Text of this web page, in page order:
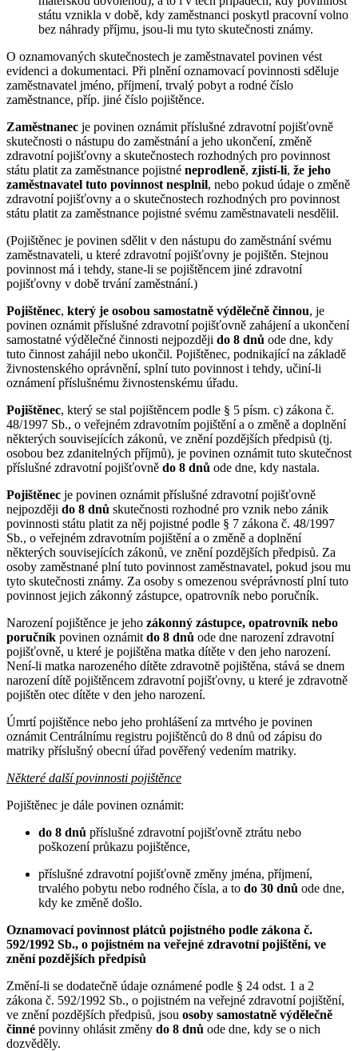
státu vznikla v době, kdy zaměstnanci poskytl pracovní volno
bez náhrady příjmu, jsou-li mu tyto skutečnosti známy.
O oznamovaných skutečnostech je zaměstnavatel povinen vést
evidenci a dokumentaci. Při plnění oznamovací povinnosti sděluje
zaměstnavatel jméno, příjmení, trvalý pobyt a rodné číslo
zaměstnance, příp. jiné číslo pojištěnce.
Zaměstnanec je povinen oznámit příslušné zdravotní pojišťovně
skutečnosti o nástupu do zaměstnání a jeho ukončení, změně
zdravotní pojišťovny a skutečnostech rozhodných pro povinnost
státu platit za zaměstnance pojistné neprodleně, zjistí-li, že jeho
zaměstnavatel tuto povinnost nesplnil, nebo pokud údaje o změně
zdravotní pojišťovny a o skutečnostech rozhodných pro povinnost
státu platit za zaměstnance pojistné svému zaměstnavateli nesdělil.
(Pojištěnec je povinen sdělit v den nástupu do zaměstnání svému
zaměstnavateli, u které zdravotní pojišťovny je pojištěn. Stejnou
povinnost má i tehdy, stane-li se pojištěncem jiné zdravotní
pojišťovny v době trvání zaměstnání.)
Pojištěnec, který je osobou samostatně výdělečně činnou, je
povinen oznámit příslušné zdravotní pojišťovně zahájení a ukončení
samostatné výdělečné činnosti nejpozději do 8 dnů ode dne, kdy
tuto činnost zahájil nebo ukončil. Pojištěnec, podnikající na základě
živnostenského oprávnění, splní tuto povinnost i tehdy, učiní-li
oznámení příslušnému živnostenskému úřadu.
Pojištěnec, který se stal pojištěncem podle § 5 písm. c) zákona č.
48/1997 Sb., o veřejném zdravotním pojištění a o změně a doplnění
některých souvisejících zákonů, ve znění pozdějších předpisů (tj.
osobou bez zdanitelných příjmů), je povinen oznámit tuto skutečnost
příslušné zdravotní pojišťovně do 8 dnů ode dne, kdy nastala.
Pojištěnec je povinen oznámit příslušné zdravotní pojišťovně
nejpozději do 8 dnů skutečnosti rozhodné pro vznik nebo zánik
povinnosti státu platit za něj pojistné podle § 7 zákona č. 48/1997
Sb., o veřejném zdravotním pojištění a o změně a doplnění
některých souvisejících zákonů, ve znění pozdějších předpisů. Za
osoby zaměstnané plní tuto povinnost zaměstnavatel, pokud jsou mu
tyto skutečnosti známy. Za osoby s omezenou svéprávností plní tuto
povinnost jejich zákonný zástupce, opatrovník nebo poručník.
Narození pojištěnce je jeho zákonný zástupce, opatrovník nebo
poručník povinen oznámit do 8 dnů ode dne narození zdravotní
pojišťovně, u které je pojištěna matka dítěte v den jeho narození.
Není-li matka narozeného dítěte zdravotně pojištěna, stává se dnem
narození dítě pojištěncem zdravotní pojišťovny, u které je zdravotně
pojištěn otec dítěte v den jeho narození.
Úmrtí pojištěnce nebo jeho prohlášení za mrtvého je povinen
oznámit Centrálnímu registru pojištěnců do 8 dnů od zápisu do
matriky příslušný obecní úřad pověřený vedením matriky.
Některé další povinnosti pojištěnce
Pojištěnec je dále povinen oznámit:
do 8 dnů příslušné zdravotní pojišťovně ztrátu nebo
poškození průkazu pojištěnce,
příslušné zdravotní pojišťovně změny jména, příjmení,
trvalého pobytu nebo rodného čísla, a to do 30 dnů ode dne,
kdy ke změně došlo.
Oznamovací povinnost plátců pojistného podle zákona č.
592/1992 Sb., o pojistném na veřejné zdravotní pojištění, ve
znění pozdějších předpisů
Změní-li se dodatečně údaje oznámené podle § 24 odst. 1 a 2
zákona č. 592/1992 Sb., o pojistném na veřejné zdravotní pojištění,
ve znění pozdějších předpisů, jsou osoby samostatně výdělečně
činné povinny ohlásit změny do 8 dnů ode dne, kdy se o nich
dozvěděly.